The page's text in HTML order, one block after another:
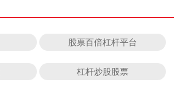
股票百倍杠杆平台
杠杆炒股股票